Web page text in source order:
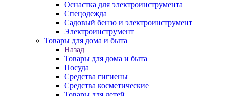
Оснастка для электроинструмента
Спецодежда
Садовый бензо и электроинструмент
Электроинструмент
Товары для дома и быта
Назад
Товары для дома и быта
Посуда
Средства гигиены
Средства косметические